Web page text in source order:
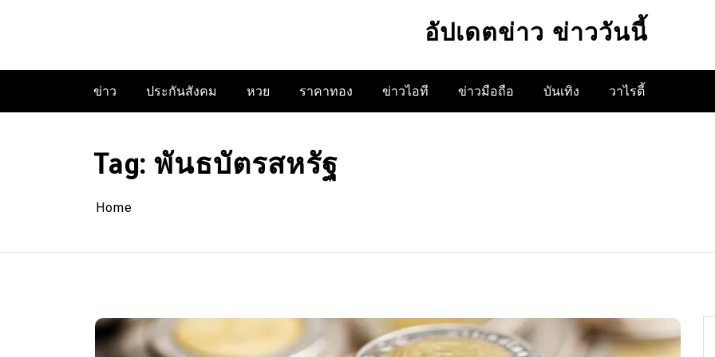
อัปเดตข่าว ข่าววันนี้
ข่าว ประกันสังคม หวย ราคาทอง ข่าวไอที ข่าวมือถือ บันเทิง วาไรตี้
Tag: พันธบัตรสหรัฐ
Home